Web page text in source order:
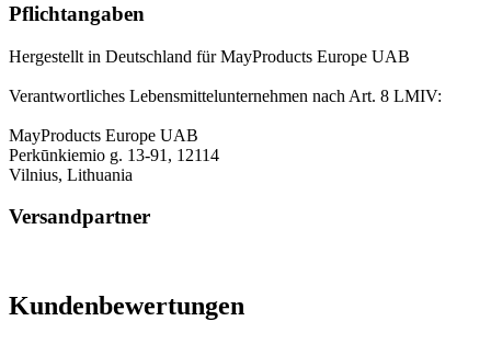
Pflichtangaben
Hergestellt in Deutschland für MayProducts Europe UAB
Verantwortliches Lebensmittelunternehmen nach Art. 8 LMIV:
MayProducts Europe UAB
Perkūnkiemio g. 13-91, 12114
Vilnius, Lithuania
Versandpartner
Kundenbewertungen